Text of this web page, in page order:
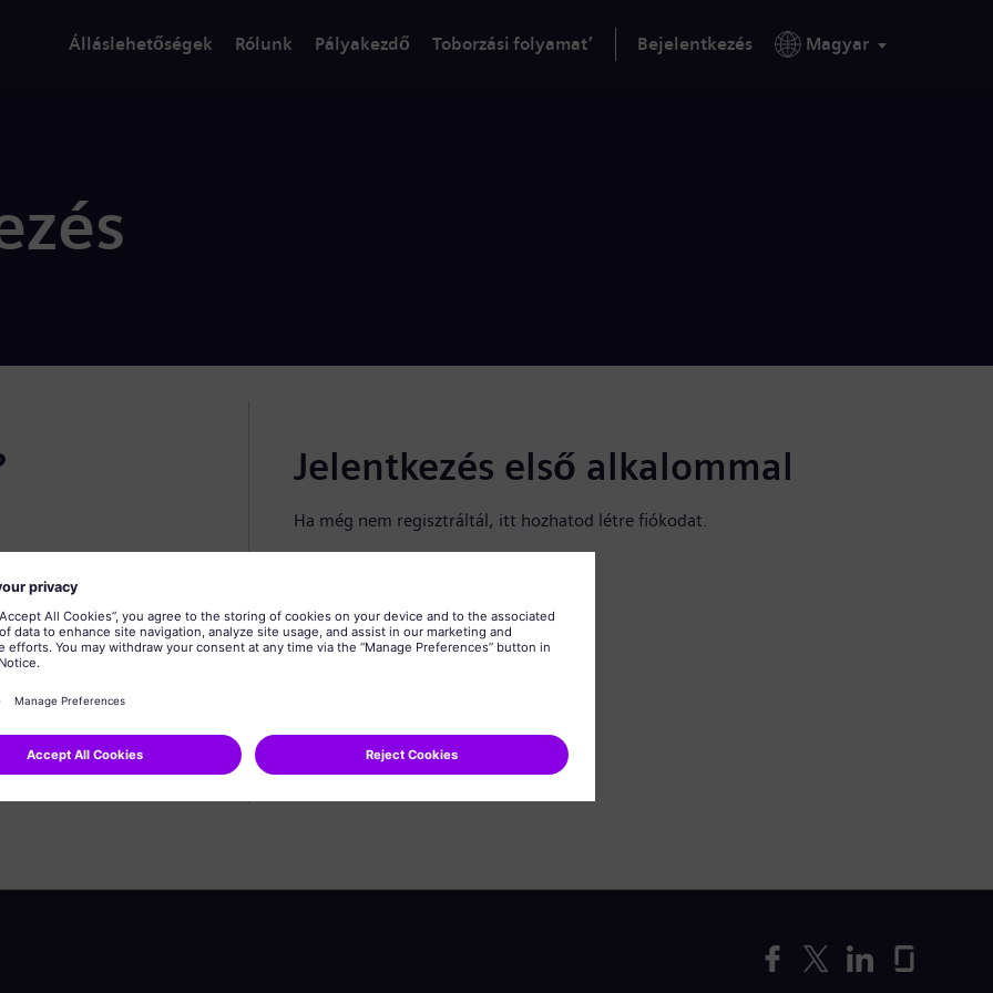
Álláslehetőségek Rólunk Pályakezdő Toborzási folyamat’ Bejelentkezés Magyar
Jelentkezés első alkalommal
Ha még nem regisztráltál, itt hozhatod létre fiókodat.